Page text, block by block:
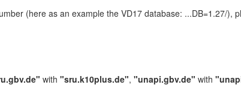
(here as an example the VD17 database: ...DB=1.27/),
with "sru.k10plus.de", "unapi.gbv.de" with